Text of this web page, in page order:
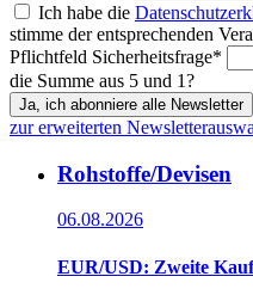
Ich habe die
stimme der entsprechenden
Pflichtfeld Sicherheitsfrage*
die Summe aus 5 und 1?
Ja, ich abonniere alle Newsletter
zur erweiterten
Rohstoffe/Devisen
06.08.2026
EUR/USD: Zweite